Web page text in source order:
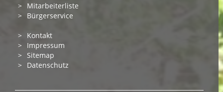
Mitarbeiterliste
Bürgerservice
Kontakt
Impressum
Sitemap
Datenschutz